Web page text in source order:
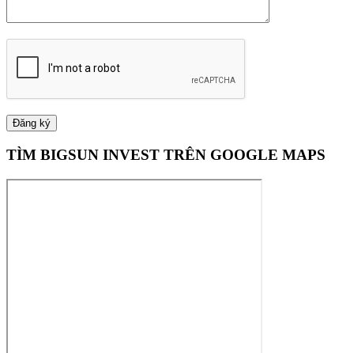
TÌM BIGSUN INVEST TRÊN GOOGLE MAPS